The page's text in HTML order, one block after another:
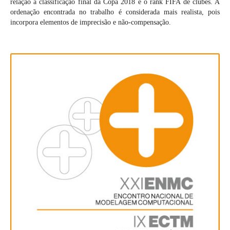
relação a classificação final da Copa 2018 e o rank FIFA de clubes. A
ordenação encontrada no trabalho é considerada mais realista, pois
incorpora elementos de imprecisão e não-compensação.